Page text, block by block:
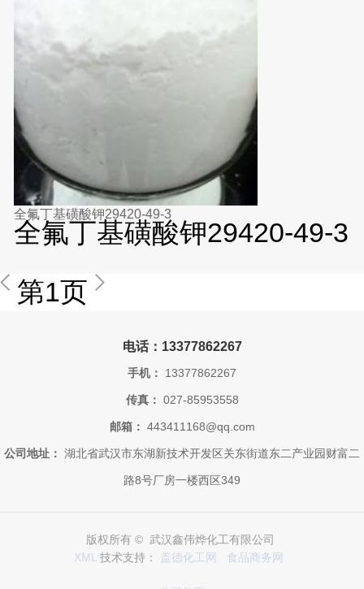
全氟丁基磺酸钾29420-49-3
全氟丁基磺酸钾29420-49-3
第1页
电话：13377862267
手机： 13377862267
传真： 027-85953558
邮箱： 443411168@qq.com
公司地址： 湖北省武汉市东湖新技术开发区关东街道东二产业园财富二
路8号厂房一楼西区349
版权所有 © 武汉鑫伟烨化工有限公司
XML 技术支持： 盖德化工网 食品商务网